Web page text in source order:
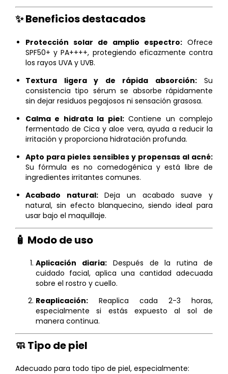
✨ Beneficios destacados
Protección solar de amplio espectro: Ofrece
SPF50+ y PA++++, protegiendo eficazmente contra
los rayos UVA y UVB.
Textura ligera y de rápida absorción:
Su
consistencia tipo sérum se absorbe rápidamente
sin dejar residuos pegajosos ni sensación grasosa.
Calma e hidrata la piel:Contiene uncomplejo
fermentado de Cica y aloe vera, ayuda a reducir la
irritación y proporciona hidratación profunda.
Apto para pieles sensibles y propensas al acné:
Su fórmula es no comedogénica y está libre de
ingredientes irritantes comunes.
Acabado natural:
Deja un acabado suave y
natural, sin efecto blanquecino, siendo ideal para
usar bajo el maquillaje.
🧴 Modo de uso
Aplicación diaria:
Después de la rutina de
cuidado facial, aplica una cantidad adecuada
sobre el rostro y cuello.
Reaplicación:
Reaplica cada 2-3 horas,
especialmente si estás expuesto al sol de
manera continua.
🧼 Tipo de piel
Adecuado para todo tipo de piel, especialmente: